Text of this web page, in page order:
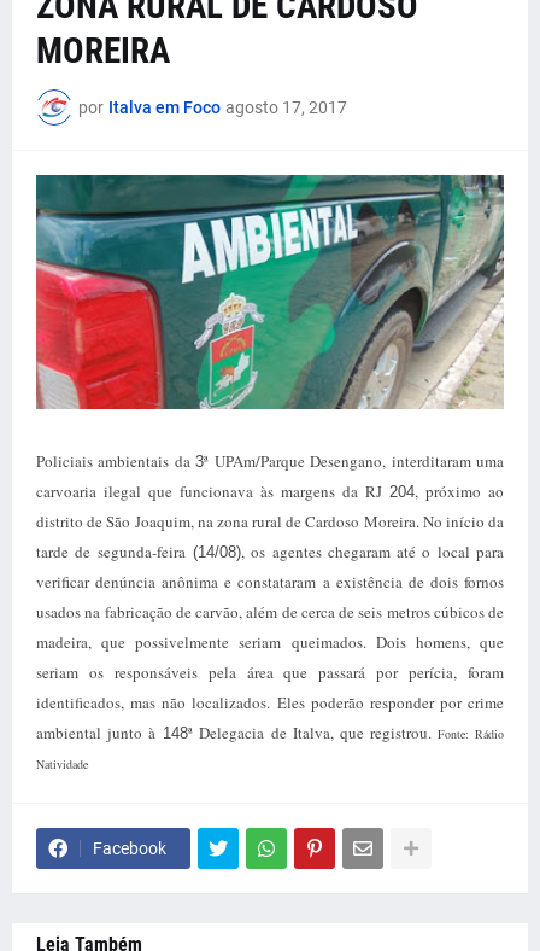
MOREIRA
por Italva em Foco agosto 17, 2017
Policiais ambientais da3ª UPAm/Parque Desengano, interditaram uma
carvoaria ilegal que funcionava às margens da RJ 204, próximo ao
distrito de São Joaquim, na zona rural de Cardoso Moreira. No início da
tarde de segunda-feira(14/08), os agentes chegaram até o local para
verificar denúncia anônima e constataram a existência de dois fornos
usados na fabricação de carvão, além de cerca de seis metros cúbicos de
madeira, que possivelmente seriam queimados. Dois homens, que
seriam os responsáveis pela área que passará por perícia, foram
identificados, mas não localizados. Eles poderão responder por crime
ambiental junto à 148ª Delegacia de Italva, que registrou. Fonte: Rádio
Natividade
Facebook
Leia Também